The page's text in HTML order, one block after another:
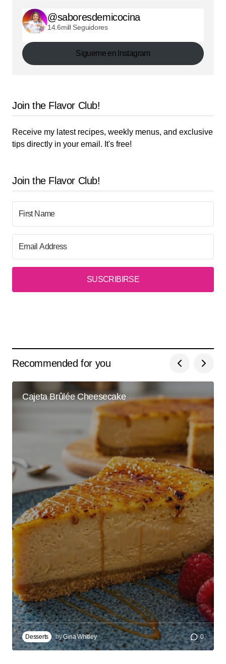
@saboresdemicocina
14.6mill Seguidores
Sigueme en Instagram
Join the Flavor Club!
Receive my latest recipes, weekly menus, and exclusive
tips directly in your email. It's free!
Join the Flavor Club!
SUSCRIBIRSE
Recommended for you
Cajeta Brûlée Cheesecake
Desserts byGina Whitley 0